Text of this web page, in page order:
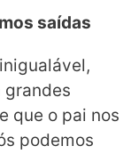
saídas
grandes
que o pai nos
podemos